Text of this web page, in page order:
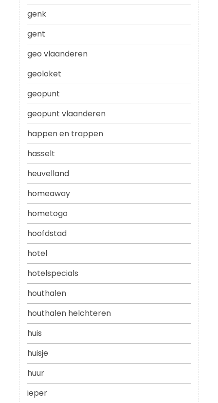
genk
gent
geo vlaanderen
geoloket
geopunt
geopunt vlaanderen
happen en trappen
hasselt
heuvelland
homeaway
hometogo
hoofdstad
hotel
hotelspecials
houthalen
houthalen helchteren
huis
huisje
huur
ieper